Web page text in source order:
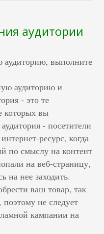
аудитории
аудиторию, выполните
аудиторию и
- это те
которых вы
- посетители
ресурс, когда
по смыслу на контент
на веб-страницу,
на нее заходить.
ваш товар, так
не следует
кампании на